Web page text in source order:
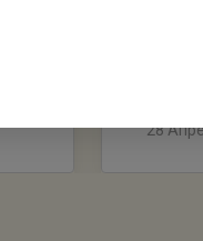
28